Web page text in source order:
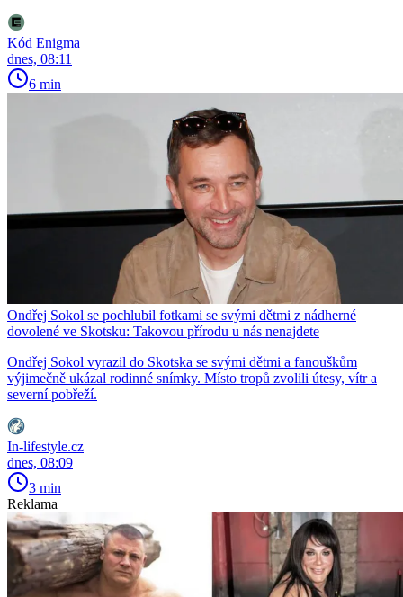
Kód Enigma
dnes, 08:11
6 min
Ondřej Sokol se pochlubil fotkami se svými dětmi z nádherné
dovolené ve Skotsku: Takovou přírodu u nás nenajdete
Ondřej Sokol vyrazil do Skotska se svými dětmi a fanouškům
výjimečně ukázal rodinné snímky. Místo tropů zvolili útesy, vítr a
severní pobřeží.
In-lifestyle.cz
dnes, 08:09
3 min
Reklama